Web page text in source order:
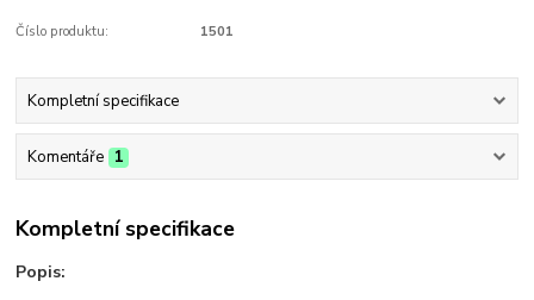
Číslo produktu: 1501
Kompletní specifikace
Komentáře 1
Kompletní specifikace
Popis: